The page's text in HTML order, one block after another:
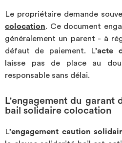
Le propriétaire demande
colocation. Ce document
généralement un parent - à
défaut de paiement. L’acte
laisse pas de place au
responsable sans délai.
L'engagement du garant
bail solidaire colocation
L’engagement caution